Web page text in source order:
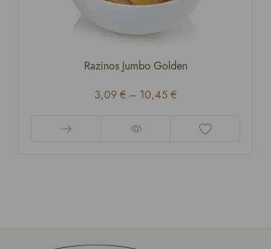
Razinos Jumbo Golden
3,09€ – 10,45€